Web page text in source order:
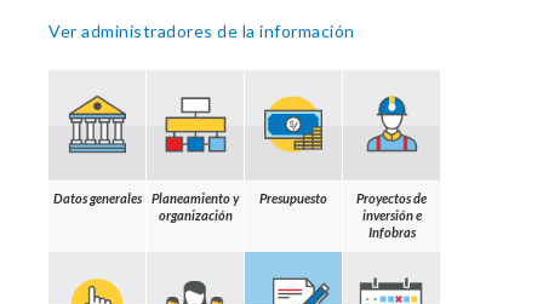
Ver administradores de la información
Datos generales
Planeamiento y
organización
Presupuesto
Proyectos de
inversión e
Infobras